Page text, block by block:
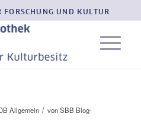
FORSCHUNG UND KULTUR
Allgemein / vonSBB Blog-